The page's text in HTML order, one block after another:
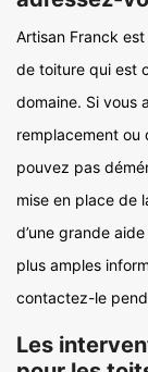
Artisan Franck
de toiture qui est
domaine. Si vous
remplacement
pouvez pas
mise en place de
d’une grande
plus amples
contactez-le
Les